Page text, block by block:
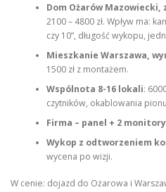
Dom Ożarów
2100 – 4800 zł. Wpływ ma:
czy 10”, długość wykopu,
Mieszkanie Warszawa,
1500 zł z montażem.
Wspólnota 8-16 lokali:
czytników, okablowania
Firma – panel + 2
Wykop z odtworzeniem
wycena po wizji.
W cenie: dojazd do Ożarowa i